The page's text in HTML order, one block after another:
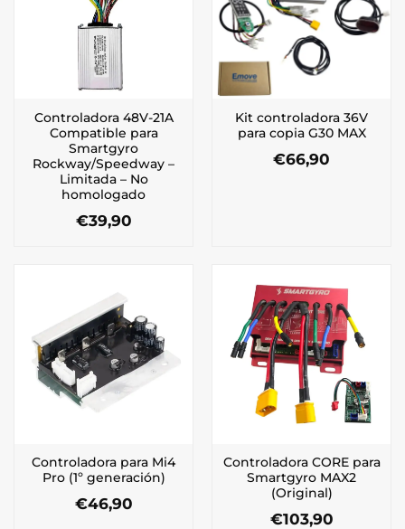
Controladora 48V-21A
Compatible para
Smartgyro
Rockway/Speedway –
Limitada – No
homologado
€39,90
Kit controladora 36V
para copia G30 MAX
€66,90
Controladora para Mi4
Pro (1º generación)
€46,90
Controladora CORE para
Smartgyro MAX2
(Original)
€103,90